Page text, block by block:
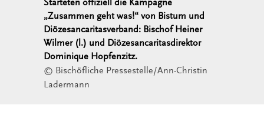
„Zusammen geht was!“ von Bistum und
Diözesancaritasverband: Bischof Heiner
Wilmer (l.) und Diözesancaritasdirektor
Dominique Hopfenzitz.
© Bischöfliche Pressestelle/Ann-Christin
Ladermann